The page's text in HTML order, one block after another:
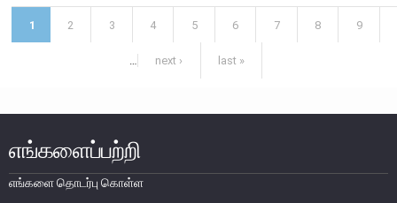
பேரண்ட முன்மதியுடைய கண்காணிப்பு
நிலைபெறத்தக்க நிதி
நிதியியல் சந்தைகள்
Pages
1 2 3 4 5 6 7 8 9
… next › last »
எங்களைப்பற்றி
எங்களை தொடர்பு கொள்ள